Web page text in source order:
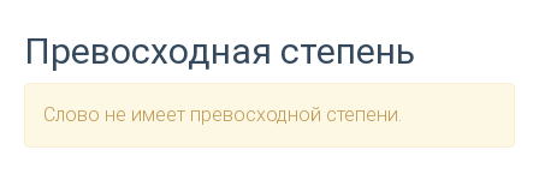
Превосходная степень
Слово не имеет превосходной степени.